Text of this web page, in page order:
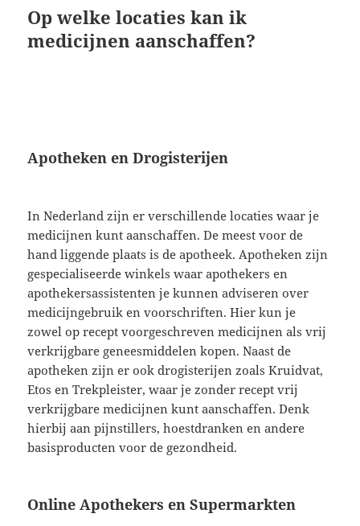
Op welke locaties kan ik
medicijnen aanschaffen?
Apotheken en Drogisterijen
In Nederland zijn er verschillende locaties waar je
medicijnen kunt aanschaffen. De meest voor de
hand liggende plaats is de apotheek. Apotheken zijn
gespecialiseerde winkels waar apothekers en
apothekersassistenten je kunnen adviseren over
medicijngebruik en voorschriften. Hier kun je
zowel op recept voorgeschreven medicijnen als vrij
verkrijgbare geneesmiddelen kopen. Naast de
apotheken zijn er ook drogisterijen zoals Kruidvat,
Etos en Trekpleister, waar je zonder recept vrij
verkrijgbare medicijnen kunt aanschaffen. Denk
hierbij aan pijnstillers, hoestdranken en andere
basisproducten voor de gezondheid.
Online Apothekers en Supermarkten